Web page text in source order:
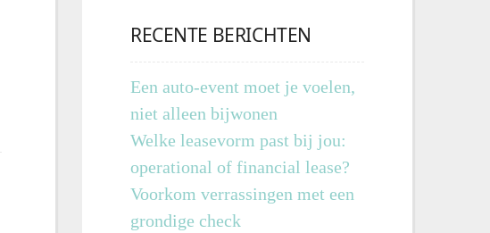
RECENTE BERICHTEN
Een auto-event moet je voelen,
niet alleen bijwonen
Welke leasevorm past bij jou:
operational of financial lease?
Voorkom verrassingen met een
grondige check